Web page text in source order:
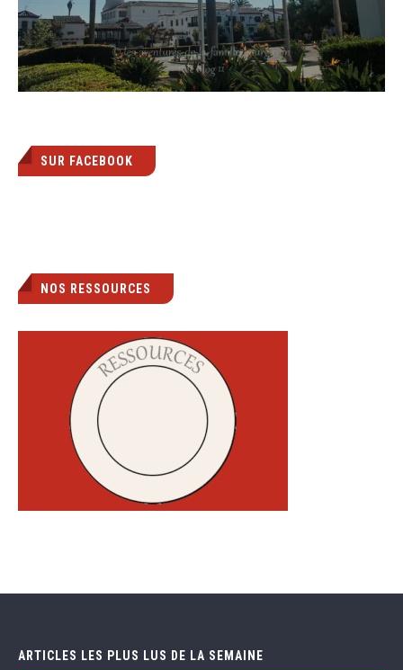
SUR FACEBOOK
NOS RESSOURCES
ARTICLES LES PLUS LUS DE LA SEMAINE